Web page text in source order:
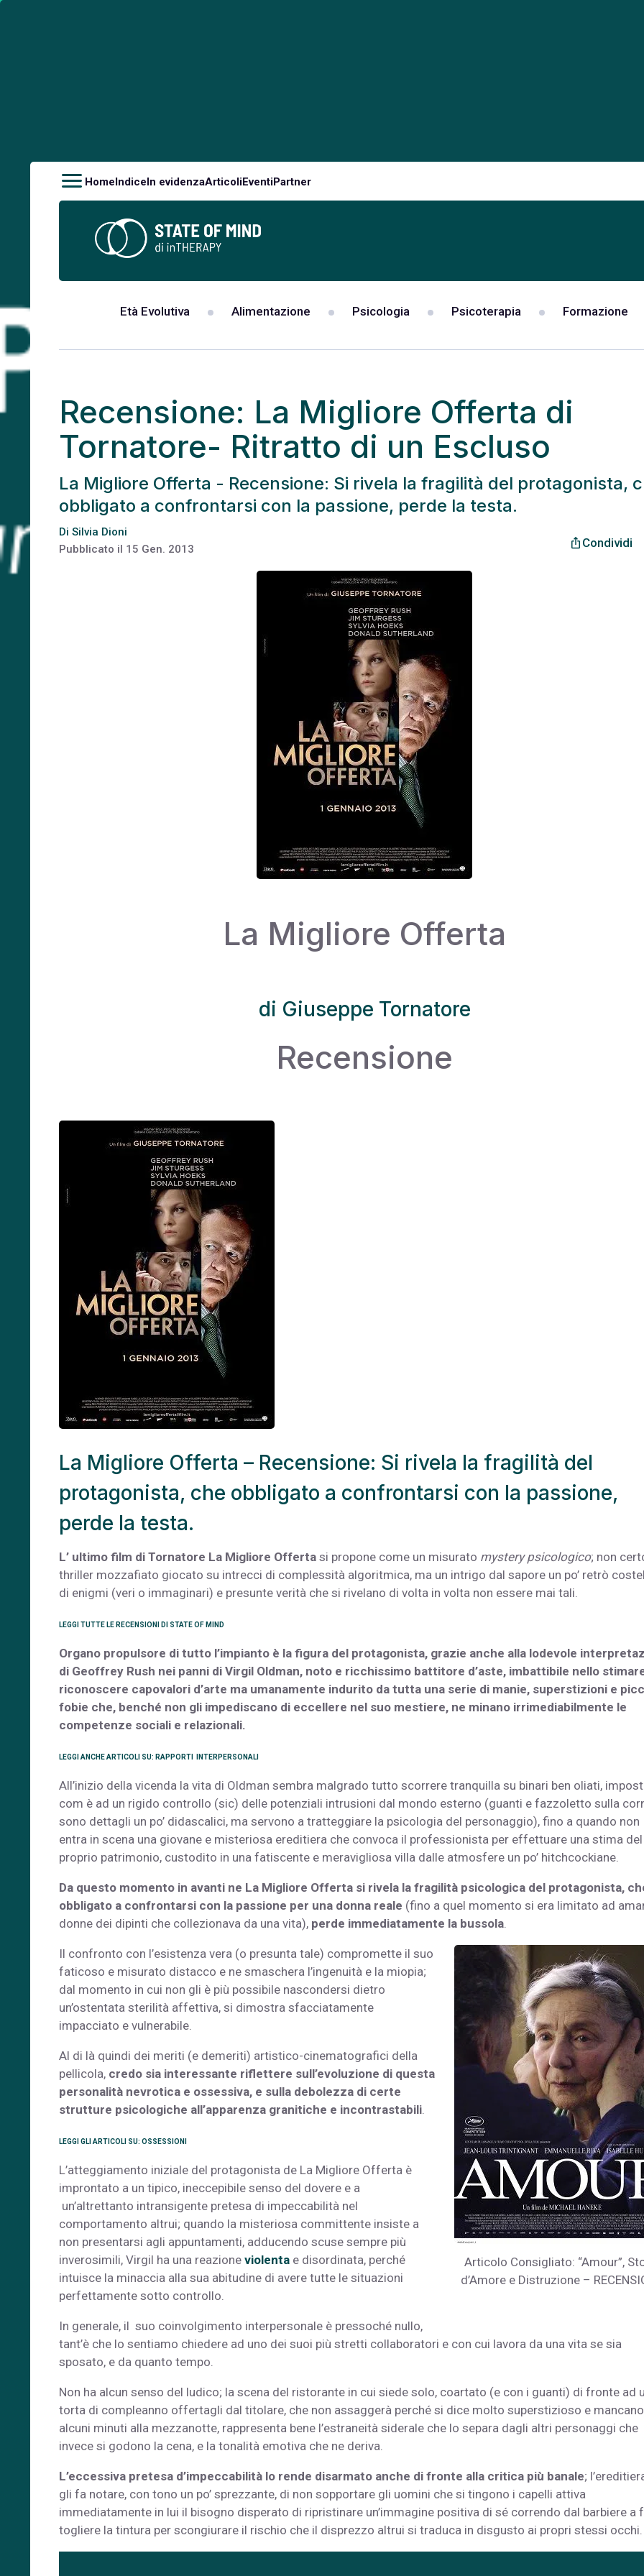
HomeIndiceIn evidenzaArticoliEventiPartner
Età Evolutiva Alimentazione Psicologia Psicoterapia Formazione
Recensione: La Migliore Offerta di
Tornatore- Ritratto di un Escluso
La Migliore Offerta - Recensione: Si rivela la fragilità del protagonista,
obbligato a confrontarsi con la passione, perde la testa.
Di Silvia Dioni
Pubblicato il 15 Gen. 2013
ios_share Condividi
La Migliore Offerta
di Giuseppe Tornatore
Recensione
La Migliore Offerta – Recensione: Si rivela la fragilità del
protagonista, che obbligato a confrontarsi con la passione,
perde la testa.
L’ ultimo film di Tornatore La Migliore Offerta si propone come un misurato mystery psicologico; non
thriller mozzafiato giocato su intrecci di complessità algoritmica, ma un intrigo dal sapore un po’ retrò
di enigmi (veri o immaginari) e presunte verità che si rivelano di volta in volta non essere mai tali.
LEGGI TUTTE LE RECENSIONI DI STATE OF MIND
Organo propulsore di tutto l’impianto è la figura del protagonista, grazie anche alla lodevole
di Geoffrey Rush nei panni di Virgil Oldman, noto e ricchissimo battitore d’aste, imbattibile nello
riconoscere capovalori d’arte ma umanamente indurito da tutta una serie di manie, superstizioni e
fobie che, benché non gli impediscano di eccellere nel suo mestiere, ne minano irrimediabilmente le
competenze sociali e relazionali.
LEGGI ANCHE ARTICOLI SU: RAPPORTI INTERPERSONALI
All’inizio della vicenda la vita di Oldman sembra malgrado tutto scorrere tranquilla su binari ben oliati,
com è ad un rigido controllo (sic) delle potenziali intrusioni dal mondo esterno (guanti e fazzoletto sulla
sono dettagli un po’ didascalici, ma servono a tratteggiare la psicologia del personaggio), fino a quando non
entra in scena una giovane e misteriosa ereditiera che convoca il professionista per effettuare una stima del
proprio patrimonio, custodito in una fatiscente e meravigliosa villa dalle atmosfere un po’ hitchcockiane.
Da questo momento in avanti ne La Migliore Offerta si rivela la fragilità psicologica del protagonista,
obbligato a confrontarsi con la passione per una donna reale (fino a quel momento si era limitato ad
donne dei dipinti che collezionava da una vita), perde immediatamente la bussola
Articolo Consigliato: “Amour”,
d’Amore e Distruzione –
Il confronto con l’esistenza vera (o presunta tale) compromette il suo
faticoso e misurato distacco e ne smaschera l’ingenuità e la miopia;
dal momento in cui non gli è più possibile nascondersi dietro
un’ostentata sterilità affettiva, si dimostra sfacciatamente
impacciato e vulnerabile.
Al di là quindi dei meriti (e demeriti) artistico-cinematografici della
pellicola, credo sia interessante riflettere sull’evoluzione di questa
personalità nevrotica e ossessiva, e sulla debolezza di certe
strutture psicologiche all’apparenza granitiche e incontrastabili
LEGGI GLI ARTICOLI SU: OSSESSIONI
L’atteggiamento iniziale del protagonista de La Migliore Offerta è
improntato a un tipico, ineccepibile senso del dovere e a
un’altrettanto intransigente pretesa di impeccabilità nel
comportamento altrui; quando la misteriosa committente insiste a
non presentarsi agli appuntamenti, adducendo scuse sempre più
inverosimili, Virgil ha una reazione violenta e disordinata, perché
intuisce la minaccia alla sua abitudine di avere tutte le situazioni
perfettamente sotto controllo.
In generale, il suo coinvolgimento interpersonale è pressoché nullo,
tant’è che lo sentiamo chiedere ad uno dei suoi più stretti collaboratori e con cui lavora da una vita se sia
sposato, e da quanto tempo.
Non ha alcun senso del ludico; la scena del ristorante in cui siede solo, coartato (e con i guanti) di fronte ad
torta di compleanno offertagli dal titolare, che non assaggerà perché si dice molto superstizioso e mancano
alcuni minuti alla mezzanotte, rappresenta bene l’estraneità siderale che lo separa dagli altri personaggi che
invece si godono la cena, e la tonalità emotiva che ne deriva.
L’eccessiva pretesa d’impeccabilità lo rende disarmato anche di fronte alla critica più banale;
gli fa notare, con tono un po’ sprezzante, di non sopportare gli uomini che si tingono i capelli attiva
immediatamente in lui il bisogno disperato di ripristinare un’immagine positiva di sé correndo dal barbiere a
togliere la tintura per scongiurare il rischio che il disprezzo altrui si traduca in disgusto ai propri stessi occhi.